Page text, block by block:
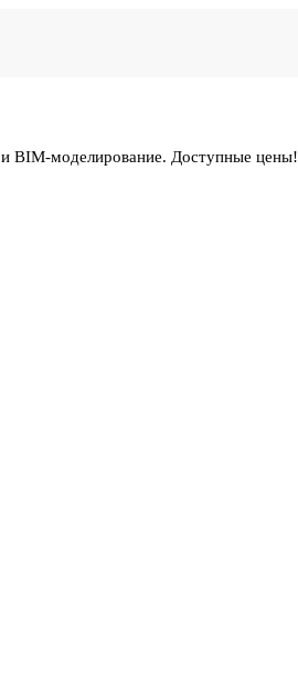
и BIM-моделирование. Доступные цены!